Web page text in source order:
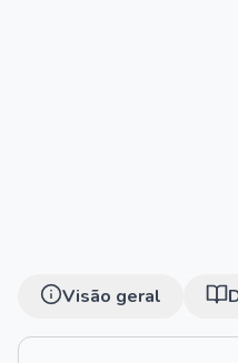
Visão geral